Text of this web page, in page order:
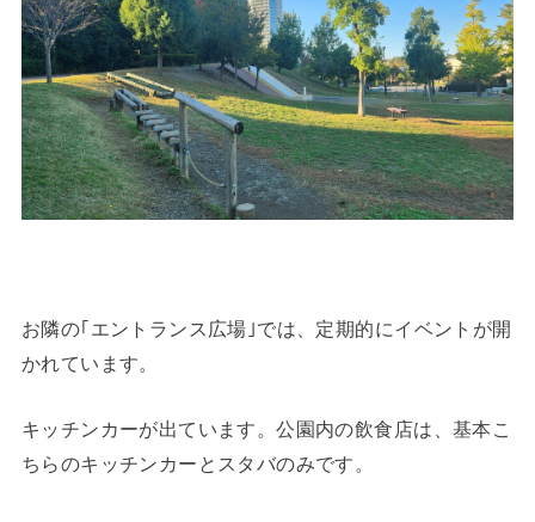
お隣の｢エントランス広場｣では、定期的にイベントが開
かれています。
キッチンカーが出ています。公園内の飲食店は、基本こ
ちらのキッチンカーとスタバのみです。